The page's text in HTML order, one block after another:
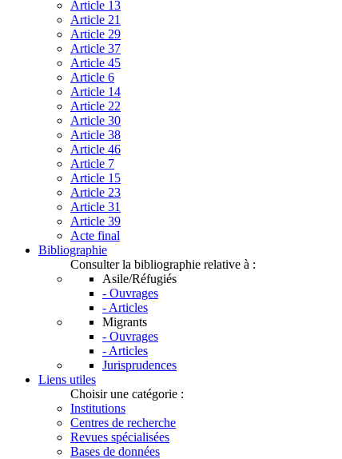
Article 13
Article 21
Article 29
Article 37
Article 45
Article 6
Article 14
Article 22
Article 30
Article 38
Article 46
Article 7
Article 15
Article 23
Article 31
Article 39
Acte final
Bibliographie
Consulter la bibliographie relative à :
Asile/Réfugiés
- Ouvrages
- Articles
Migrants
- Ouvrages
- Articles
Jurisprudences
Liens utiles
Choisir une catégorie :
Institutions
Centres de recherche
Revues spécialisées
Bases de données